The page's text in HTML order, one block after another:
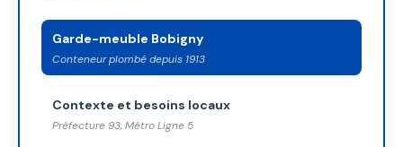
Garde-meuble Bobigny
Conteneur plombé depuis 1913
Contexte et besoins locaux
Préfecture 93, Métro Ligne 5